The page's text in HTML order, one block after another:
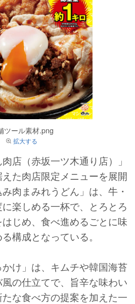
ツール素材.png
拡大する
店（赤坂一ツ木通り店）」
た肉店限定メニューを展開
肉まみれうどん」は、牛・
楽しめる一杯で、とろとろ
じめ、食べ進めるごとに味
構成となっている。
け」は、キムチや韓国海苔
の仕立てで、旨辛な味わい
な食べ方の提案を加えた一